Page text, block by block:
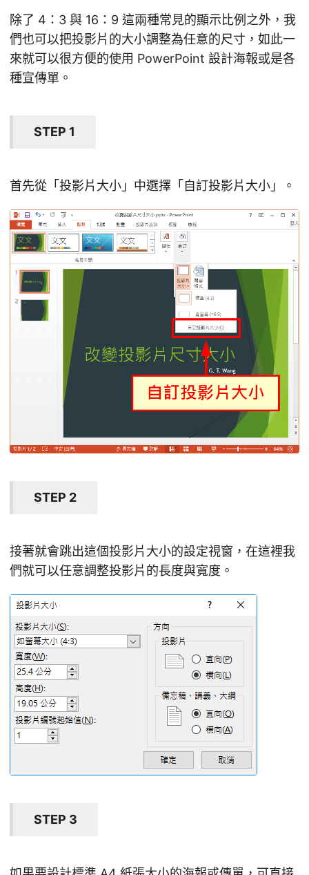
除了 4：3 與 16：9 這兩種常見的顯示比例之外，我
們也可以把投影片的大小調整為任意的尺寸，如此一
來就可以很方便的使用 PowerPoint 設計海報或是各
種宣傳單。
STEP 1
首先從「投影片大小」中選擇「自訂投影片大小」。
STEP 2
接著就會跳出這個投影片大小的設定視窗，在這裡我
們就可以任意調整投影片的長度與寬度。
STEP 3